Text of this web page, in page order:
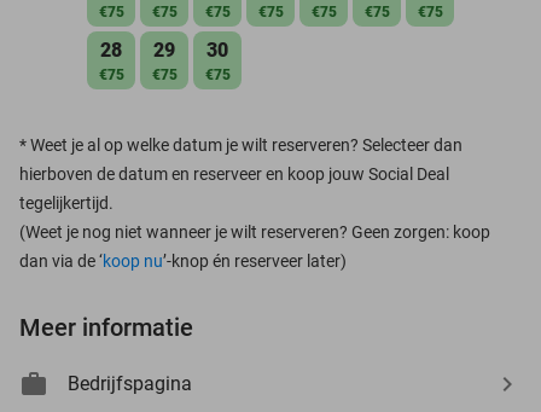
€75 €75 €75 €75 €75 €75 €75
28
€75
29
€75
30
€75
*Weet je al op welke datum je wilt reserveren? Selecteer dan
hierboven de datum en reserveer en koop jouw Social Deal
tegelijkertijd.
(Weet je nog niet wanneer je wilt reserveren? Geen zorgen: koop
dan via de ‘koop nu’-knop én reserveer later)
Meer informatie
Bedrijfspagina